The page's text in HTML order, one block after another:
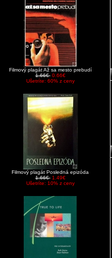
Filmový plagát Až sa mesto prebudí
1.66€ 0.66€
Ušetríte: 60% z ceny
Filmový plagát Posledná epizóda
1.66€ 1.49€
Ušetríte: 10% z ceny